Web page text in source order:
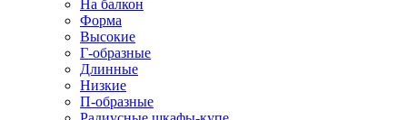
На балкон
Форма
Высокие
Г-образные
Длинные
Низкие
П-образные